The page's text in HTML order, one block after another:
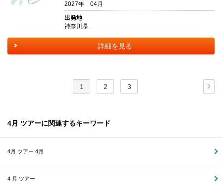
2027年 04月
出発地
神奈川県
詳細を見る
1 2 3
4月 ツアーに関連するキーワード
4月 ツアー 4月
4 月 ツアー